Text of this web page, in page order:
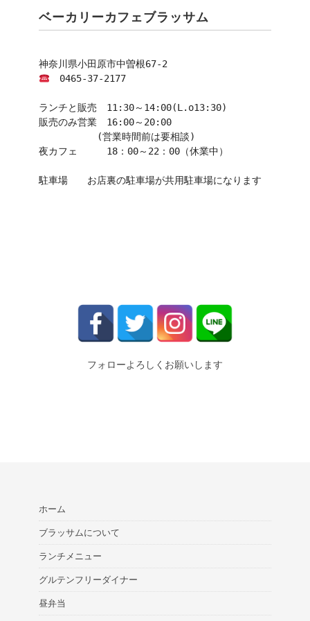
ベーカリーカフェブラッサム
0465-37-2177
ランチと販売　11:30～14:00(L.o13:30)
販売のみ営業　16:00～20:00
(営業時間前は要相談)
夜カフェ　　　18：00～22：00（休業中）
駐車場　　お店裏の駐車場が共用駐車場になります
フォローよろしくお願いします
ホーム
ブラッサムについて
ランチメニュー
グルテンフリーダイナー
昼弁当